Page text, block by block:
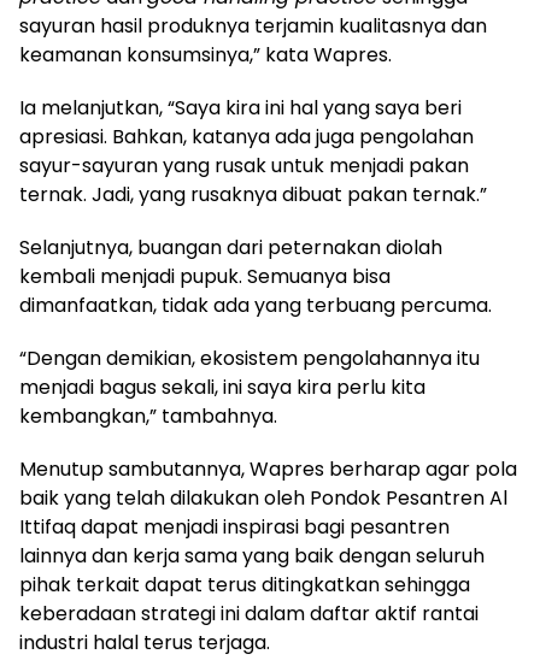
sayuran hasil produknya terjamin kualitasnya dan
keamanan konsumsinya,” kata Wapres.
Ia melanjutkan, “Saya kira ini hal yang saya beri
apresiasi. Bahkan, katanya ada juga pengolahan
sayur-sayuran yang rusak untuk menjadi pakan
ternak. Jadi, yang rusaknya dibuat pakan ternak.”
Selanjutnya, buangan dari peternakan diolah
kembali menjadi pupuk. Semuanya bisa
dimanfaatkan, tidak ada yang terbuang percuma.
“Dengan demikian, ekosistem pengolahannya itu
menjadi bagus sekali, ini saya kira perlu kita
kembangkan,” tambahnya.
Menutup sambutannya, Wapres berharap agar pola
baik yang telah dilakukan oleh Pondok Pesantren Al
Ittifaq dapat menjadi inspirasi bagi pesantren
lainnya dan kerja sama yang baik dengan seluruh
pihak terkait dapat terus ditingkatkan sehingga
keberadaan strategi ini dalam daftar aktif rantai
industri halal terus terjaga.